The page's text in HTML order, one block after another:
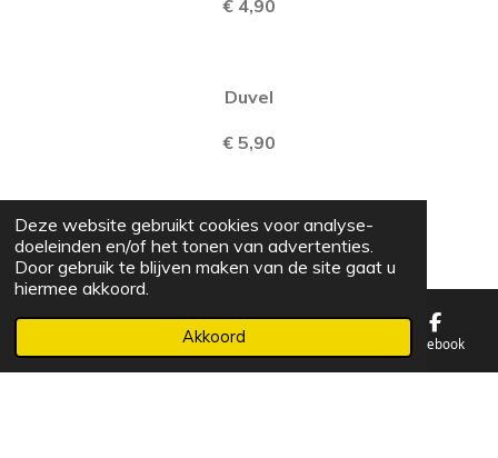
Deze website gebruikt cookies voor analyse-
doeleinden en/of het tonen van advertenties.
Door gebruik te blijven maken van de site gaat u
hiermee akkoord.
Akkoord
€ 4,90
Duvel
€ 5,90
Carlsberg 0,0%
€ 4,90
Stella
Telefoonnummer Facebook